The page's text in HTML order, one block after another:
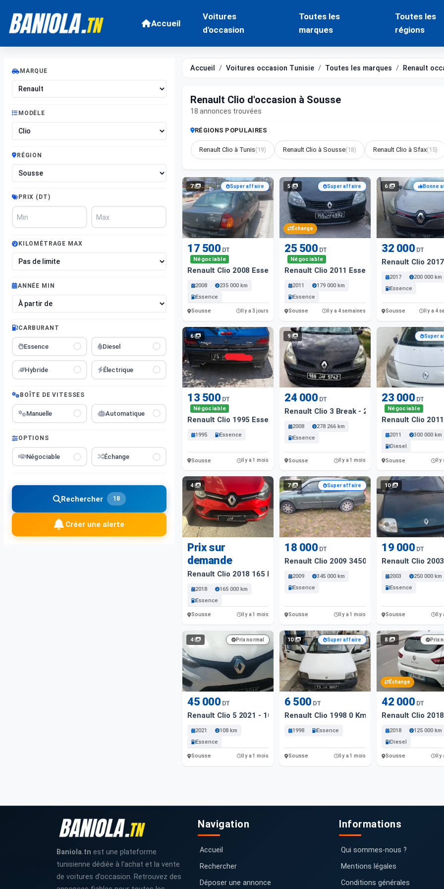
Accueil
Voitures
d'occasion
Toutes les
marques
Toutes les
régions
MARQUE
MODÈLE
RÉGION
PRIX (DT)
KILOMÉTRAGE MAX
ANNÉE MIN
CARBURANT
Essence Diesel
Hybride Électrique
BOÎTE DE VITESSES
Manuelle Automatique
OPTIONS
Négociable Échange
Rechercher 18
Créer une alerte
Accueil Voitures occasion Tunisie Toutes les marques Renault
Renault Clio d'occasion à Sousse
18 annonces trouvées
RÉGIONS POPULAIRES
Renault Clio à Tunis(19) Renault Clio à Sousse(18) Renault Clio à Sfax(15)
7 Super affaire
17 500 DT
Négociable
Renault Clio 2008 Essence
2008
235 000 km
Essence
Sousse Il y a 3 jours
5
Échange
Super affaire
25 500 DT
Négociable
Renault Clio 2011 Essence
2011
179 000 km
Essence
Sousse Il y a 4 semaines
6 Bonne
32 000 DT
Renault Clio 2017
2017
200 000 km
Essence
Sousse Il y a 4
6
13 500 DT
Négociable
Renault Clio 1995 Essence
1995 Essence
Sousse Il y a 1 mois
9
24 000 DT
Renault Clio 3 Break - 278 266 Km - Essence
2008
278 266 km
Essence
Sousse Il y a 1 mois
Super
23 000 DT
Négociable
Renault Clio 2011
2011
300 000 km
Diesel
Sousse Il
4
Prix sur
demande
Renault Clio 2018 165 Km
2018
165 000 km
Essence
Sousse Il y a 1 mois
7 Super affaire
18 000 DT
Renault Clio 2009 345000 Km
2009
345 000 km
Essence
Sousse Il y a 1 mois
10
19 000 DT
Renault Clio 2003
2003
250 000 km
Essence
Sousse Il
4 Prix normal
45 000 DT
Renault Clio 5 2021 - 108 Km - Essence
2021
108 km
Essence
Sousse Il y a 1 mois
10 Super affaire
6 500 DT
Renault Clio 1998 0 Km
1998 Essence
Sousse Il y a 1 mois
8
Échange
Prix
42 000 DT
Renault Clio 2018
2018
125 000 km
Diesel
Sousse Il
Baniola.tn est une plateforme
tunisienne dédiée à l’achat et la vente
de voitures d’occasion. Retrouvez des
Navigation
Accueil
Rechercher
Déposer une annonce
Informations
Qui sommes-nous ?
Mentions légales
Conditions générales